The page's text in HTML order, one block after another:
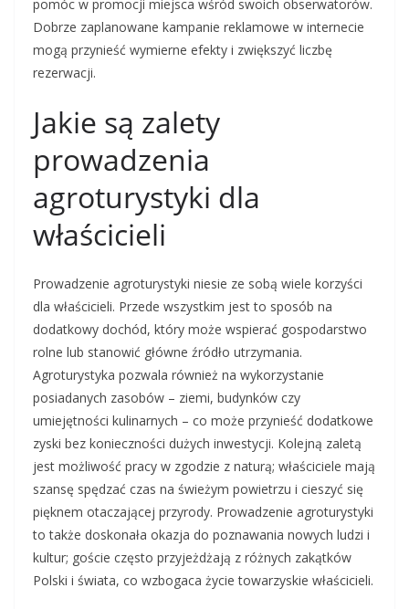
pomóc w promocji miejsca wśród swoich obserwatorów.
Dobrze zaplanowane kampanie reklamowe w internecie
mogą przynieść wymierne efekty i zwiększyć liczbę
rezerwacji.
Jakie są zalety
prowadzenia
agroturystyki dla
właścicieli
Prowadzenie agroturystyki niesie ze sobą wiele korzyści
dla właścicieli. Przede wszystkim jest to sposób na
dodatkowy dochód, który może wspierać gospodarstwo
rolne lub stanowić główne źródło utrzymania.
Agroturystyka pozwala również na wykorzystanie
posiadanych zasobów – ziemi, budynków czy
umiejętności kulinarnych – co może przynieść dodatkowe
zyski bez konieczności dużych inwestycji. Kolejną zaletą
jest możliwość pracy w zgodzie z naturą; właściciele mają
szansę spędzać czas na świeżym powietrzu i cieszyć się
pięknem otaczającej przyrody. Prowadzenie agroturystyki
to także doskonała okazja do poznawania nowych ludzi i
kultur; goście często przyjeżdżają z różnych zakątków
Polski i świata, co wzbogaca życie towarzyskie właścicieli.